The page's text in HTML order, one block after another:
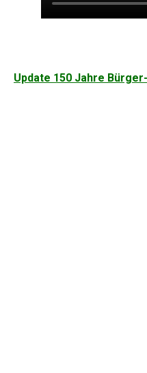
Update 150 Jahre